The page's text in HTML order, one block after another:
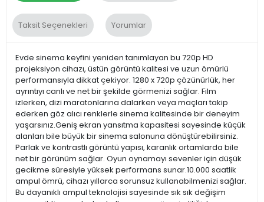
Taksit Seçenekleri Yorumlar
Evde sinema keyfini yeniden tanımlayan bu 720p HD
projeksiyon cihazı, üstün görüntü kalitesi ve uzun ömürlü
performansıyla dikkat çekiyor. 1280 x 720p çözünürlük, her
ayrıntıyı canlı ve net bir şekilde görmenizi sağlar. Film
izlerken, dizi maratonlarına dalarken veya maçları takip
ederken göz alıcı renklerle sinema kalitesinde bir deneyim
yaşarsınız.Geniş ekran yansıtma kapasitesi sayesinde küçük
alanları bile büyük bir sinema salonuna dönüştürebilirsiniz.
Parlak ve kontrastlı görüntü yapısı, karanlık ortamlarda bile
net bir görünüm sağlar. Oyun oynamayı sevenler için düşük
gecikme süresiyle yüksek performans sunar.10.000 saatlik
ampul ömrü, cihazı yıllarca sorunsuz kullanabilmenizi sağlar.
Bu dayanıklı ampul teknolojisi sayesinde sık sık değişim